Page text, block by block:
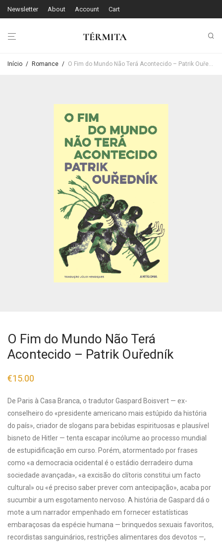
Newsletter About Account Cart
Início / Romance / O Fim do Mundo Não Terá Acontecido – Patrik Ouředník
O Fim do Mundo Não Terá
Acontecido – Patrik Ouředník
€15.00
De Paris à Casa Branca, o tradutor Gaspard Boisvert — ex-
conselheiro do «presidente americano mais estúpido da história
do país», criador de slogans para bebidas espirituosas e plausível
bisneto de Hitler — tenta escapar incólume ao processo mundial
de estupidificação em curso. Porém, atormentado por frases
como «a democracia ocidental é o estádio derradeiro duma
sociedade avançada», «a excisão do clítoris constitui um facto
cultural» ou «é preciso saber prever com antecipação», acaba por
sucumbir a um esgotamento nervoso. A história de Gaspard dá o
mote a um narrador empenhado em fornecer estatísticas
embaraçosas da espécie humana — brinquedos sexuais favoritos,
recordistas sanguinários, restrições alimentares dos devotos —,